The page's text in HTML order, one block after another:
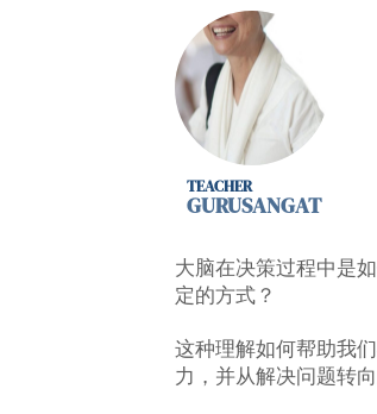
GURUSANGAT
大脑在决策过程中是
定的方式？
这种理解如何帮助我
力，并从解决问题转